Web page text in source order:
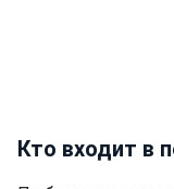
Кто входит в